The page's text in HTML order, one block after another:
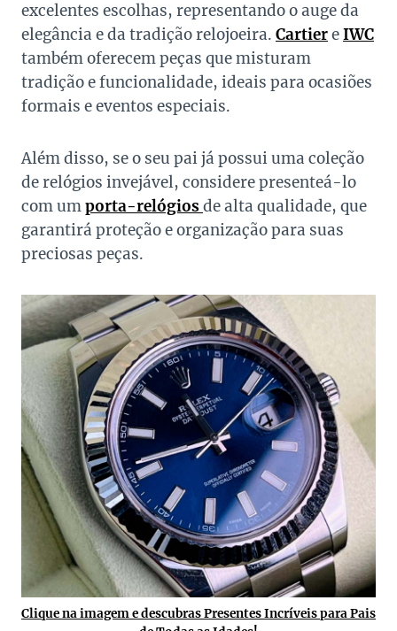
excelentes escolhas, representando o auge da
elegância e da tradição relojoeira. CartiereIWC
também oferecem peças que misturam
tradição e funcionalidade, ideais para ocasiões
formais e eventos especiais.
Além disso, se o seu pai já possui uma coleção
de relógios invejável, considere presenteá-lo
com umporta-relógiosde alta qualidade, que
garantirá proteção e organização para suas
preciosas peças.
Clique na imagem e descubras Presentes Incríveis para Pais